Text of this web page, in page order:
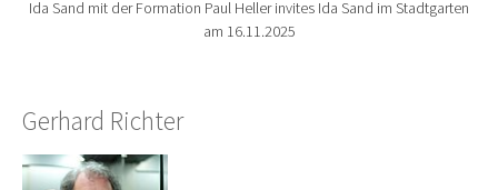
Ida Sand mit der Formation Paul Heller invites Ida Sand im Stadtgarten
am 16.11.2025
Gerhard Richter